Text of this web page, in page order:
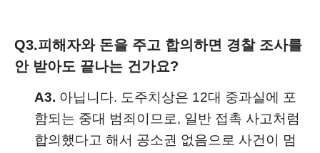
Q3.피해자와 돈을 주고 합의하면 경찰 조사를
안 받아도 끝나는 건가요?
A3. 아닙니다. 도주치상은 12대 중과실에 포
함되는 중대 범죄이므로, 일반 접촉 사고처럼
합의했다고 해서 공소권 없음으로 사건이 멈